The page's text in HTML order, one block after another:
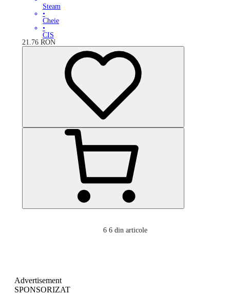
Steam
•
Cheie
•
CIS
21.76 RON
6 6 din articole
Advertisement
SPONSORIZAT